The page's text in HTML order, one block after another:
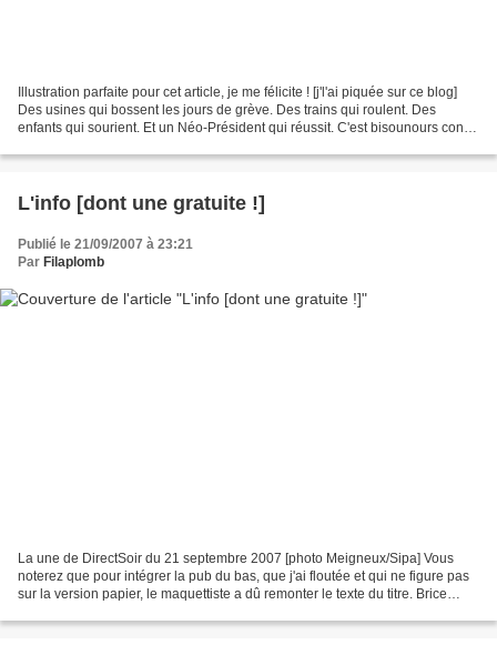
Illustration parfaite pour cet article, je me félicite ! [j'l'ai piquée sur ce blog]
Des usines qui bossent les jours de grève. Des trains qui roulent. Des
enfants qui sourient. Et un Néo-Président qui réussit. C'est bisounours contre
L'info [dont une gratuite !]
Publié le 21/09/2007 à 23:21
Par Filaplomb
La une de DirectSoir du 21 septembre 2007 [photo Meigneux/Sipa] Vous
noterez que pour intégrer la pub du bas, que j'ai floutée et qui ne figure pas
sur la version papier, le maquettiste a dû remonter le texte du titre. Brice